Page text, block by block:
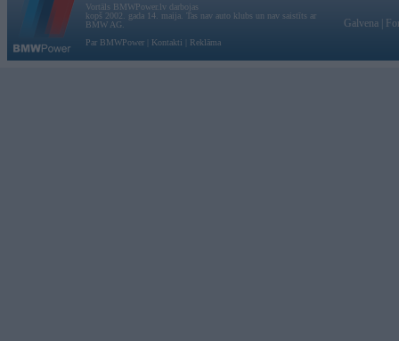
Vortāls BMWPower.lv darbojas
kopš 2002. gada 14. maija. Tas nav auto klubs un nav saistīts ar
BMW AG.
Par BMWPower
Kontakti Reklāma
Galvena